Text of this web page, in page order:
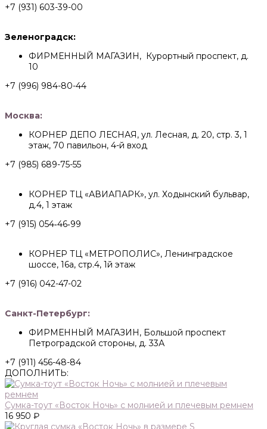
+7 (931) 603-39-00
Зеленоградск:
ФИРМЕННЫЙ МАГАЗИН, Курортный проспект, д.
10
+7 (996) 984-80-44
Москва:
КОРНЕР ДЕПО ЛЕСНАЯ, ул. Лесная, д. 20, стр. 3, 1
этаж, 70 павильон, 4-й вход
+7 (985) 689-75-55
КОРНЕР ТЦ «АВИАПАРК», ул. Ходынский бульвар,
д.4, 1 этаж
+7 (915) 054‑46‑99
КОРНЕР ТЦ «МЕТРОПОЛИС», Ленинградское
шоссе, 16а, стр.4, 1й этаж
+7 (916) 042-47-02
Санкт-Петербург:
ФИРМЕННЫЙ МАГАЗИН, Большой проспект
Петроградской стороны, д. 33А
+7 (911) 456-48-84
ДОПОЛНИТЬ:
Сумка-тоут «Восток Ночь» с молнией и плечевым ремнем
16 950 ₽